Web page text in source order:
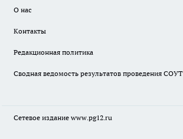
О нас
Контакты
Редакционная политика
Сводная ведомость результатов проведения СОУТ
Сетевое издание www.pg12.ru